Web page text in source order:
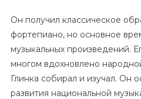
Он получил классическое
фортепиано, но основное
музыкальных произведений.
многом вдохновлено
Глинка собирал и изучал. Он
развития национальной